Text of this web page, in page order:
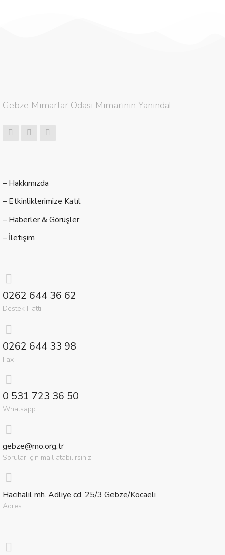
Gebze Mimarlar Odası Mimarının Yanında!
– Hakkımızda
– Etkinliklerimize Katıl
– Haberler & Görüşler
– İletişim
0262 644 36 62
Destek Hattı
0262 644 33 98
Fax
0 531 723 36 50
Whatsapp
gebze@mo.org.tr
Sorular için mail atabilirsiniz
Hacıhalil mh. Adliye cd. 25/3 Gebze/Kocaeli
Adres